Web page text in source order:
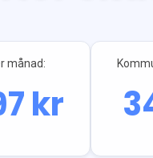
månad:
kr